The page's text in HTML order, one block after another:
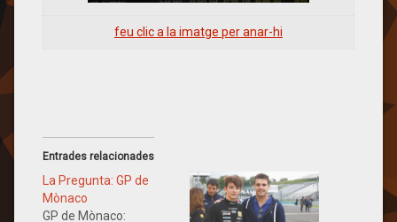
feu clic a la imatge per anar-hi
Entrades relacionades
La Pregunta: GP de
Mònaco
GP de Mònaco: